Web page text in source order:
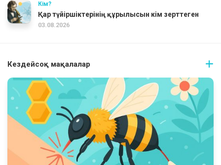
Кім?
Қар түйіршіктерінің құрылысын кім зерттеген
03.08.2026
Кездейсоқ мақалалар